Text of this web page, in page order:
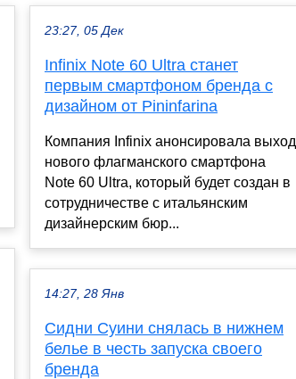
23:27, 05 Дек
Infinix Note 60 Ultra станет
первым смартфоном бренда с
дизайном от Pininfarina
Компания Infinix анонсировала выход
нового флагманского смартфона
Note 60 Ultra, который будет создан в
сотрудничестве с итальянским
дизайнерским бюр...
14:27, 28 Янв
Сидни Суини снялась в нижнем
белье в честь запуска своего
бренда